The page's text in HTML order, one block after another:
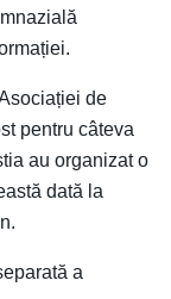
de
pentru câteva
au organizat o
dată la
a